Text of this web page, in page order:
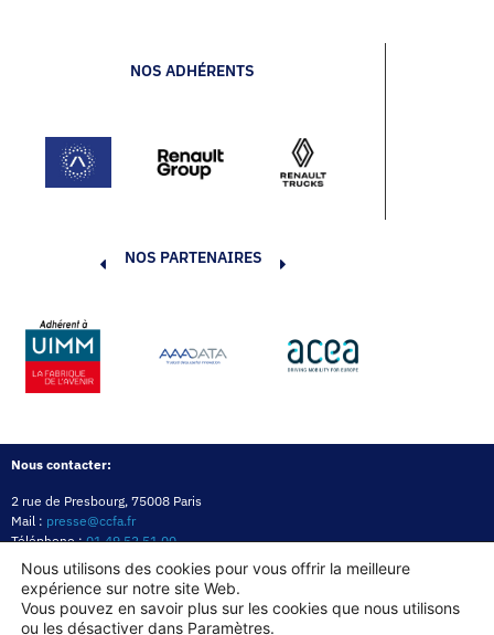
NOS ADHÉRENTS
NOS PARTENAIRES
Nous contacter:
2 rue de Presbourg, 75008 Paris
Mail : presse@ccfa.fr
Téléphone :01 49 52 51 00
Réseau :
LinkedIn
Politique de confidentialitéMentions légalesPolitique des cookies
Nous utilisons des cookies pour vous offrir la meilleure
expérience sur notre site Web.
Vous pouvez en savoir plus sur les cookies que nous utilisons
ou les désactiver dans Paramètres.